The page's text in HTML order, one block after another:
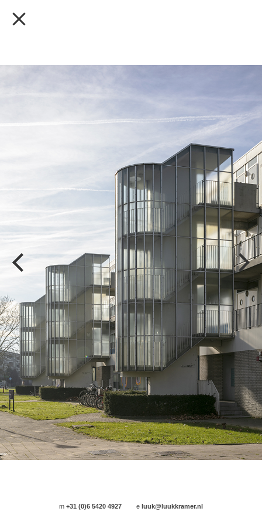
m+31 (0)6 5420 4927 e luuk@luukkramer.nl